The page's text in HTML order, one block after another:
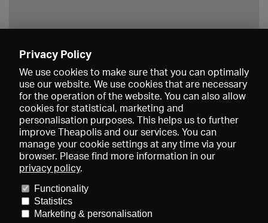
About us
Imprint
Privacy Policy
We use cookies to make sure that you can optimally
use our website. We use cookies that are necessary
for the operation of the website. You can also allow
cookies for statistical, marketing and
personalisation purposes. This helps us to further
improve Theapolis and our services. You can
manage your cookie settings at any time via your
browser. Please find more information in our
privacy policy.
Functionality
Statistics
Marketing & personalisation